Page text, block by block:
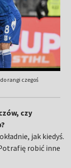
rangi czegoś
czy
jak kiedyś.
robić inne